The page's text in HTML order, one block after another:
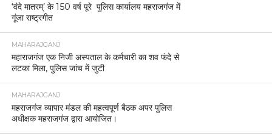
‘वंदे मातरम्’ के 150 वर्ष पूरे पुलिस कार्यालय महराजगंज में
गूंजा राष्ट्रगीत
MAHARAJGANJ
महाराजगंज एक निजी अस्पताल के कर्मचारी का शव फंदे से
लटका मिला, पुलिस जांच में जुटी
MAHARAJGANJ
महराजगंज व्यापार मंडल की महत्वपूर्ण बैठक अपर पुलिस
अधीक्षक महराजगंज द्वारा आयोजित।